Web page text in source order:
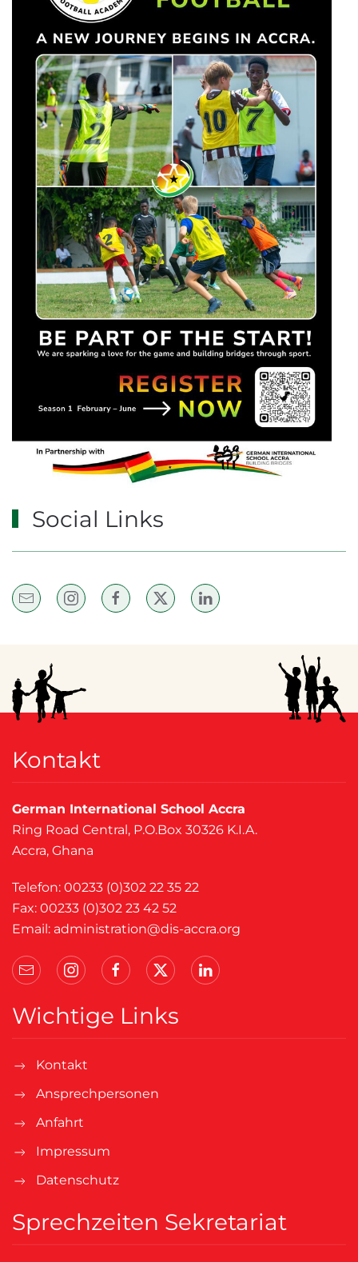
Social Links
Kontakt
German International School Accra
Ring Road Central, P.O.Box 30326 K.I.A.
Accra, Ghana
Telefon: 00233 (0)302 22 35 22
Fax: 00233 (0)302 23 42 52
Email: administration@dis-accra.org
Wichtige Links
Kontakt
Ansprechpersonen
Anfahrt
Impressum
Datenschutz
Sprechzeiten Sekretariat